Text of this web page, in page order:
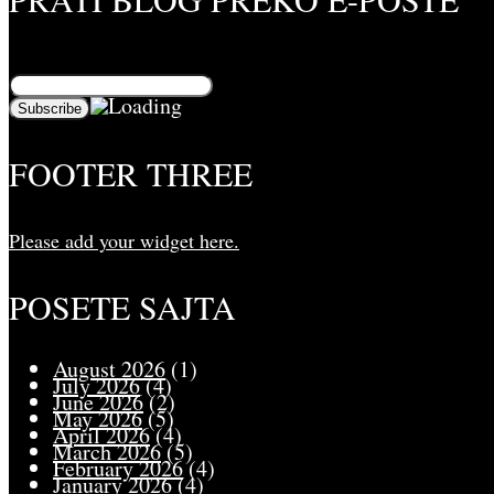
FOOTER THREE
Please add your widget here.
POSETE SAJTA
August 2026 (1)
July 2026(4)
June 2026(2)
May 2026 (5)
April 2026(4)
March 2026 (5)
February 2026(4)
January 2026(4)